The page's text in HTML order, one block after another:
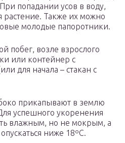
попадании усов в воду,
растение. Также их можно
молодые папоротники.
побег, возле взрослого
или контейнер с
для начала – стакан с
прикапывают в землю
успешного укоренения
влажным, но не мокрым, а
ниже 18ºС.